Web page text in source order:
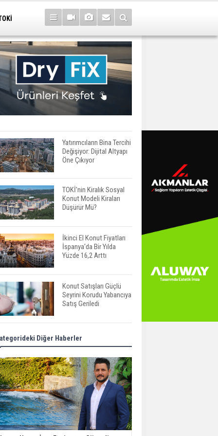
Yatırımcıların Bina Tercihi
Değişiyor: Dijital Altyapı
Öne Çıkıyor
TOKİ'nin Kiralık Sosyal
Konut Modeli Kiraları
Düşürür Mü?
İkinci El Konut Fiyatları
İspanya'da Bir Yılda
Yüzde 16,2 Arttı
Konut Satışları Güçlü
Seyrini Korudu Yabancıya
Satış Geriledi
ABD'de İnşaat
Harcamaları Geriledi
Tercih Döneminde
Barınma Telaşı Başladı
Aileden Miras Kalan Ev
Diğer Haberler